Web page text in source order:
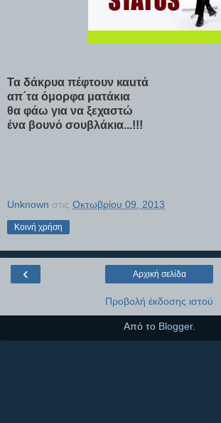
Τα δάκρυα πέφτουν καuτά
απ΄τα όμορφα ματάκια
θα φάω για να ξεχαστώ
ένα βουνό σουβλάκια...!!!
Unknown στις Οκτωβρίου 09, 2013
Κοινή χρήση
‹ Αρχική σελίδα
Προβολή έκδοσης ιστού
Από το Blogger.